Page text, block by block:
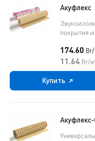
Акуфлекс
покрытия
174.60
11.64 Br/
Купить